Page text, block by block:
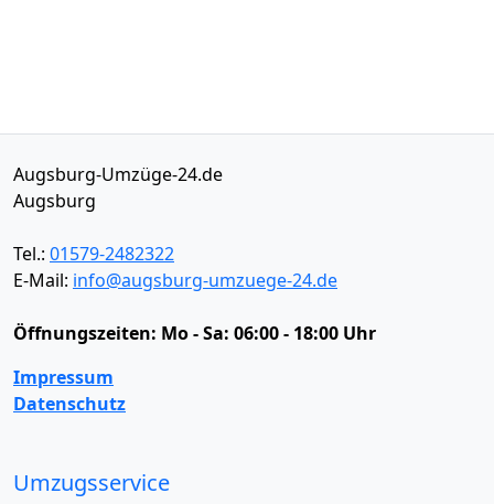
Augsburg-Umzüge-24.de
Augsburg
Tel.: 01579-2482322
E-Mail: info@augsburg-umzuege-24.de
Öffnungszeiten: Mo - Sa: 06:00 - 18:00 Uhr
Impressum
Datenschutz
Umzugsservice